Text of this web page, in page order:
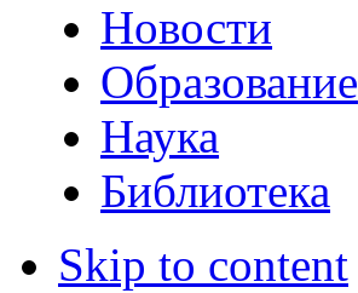
Новости
Образование
Наука
Библиотека
Skip to content